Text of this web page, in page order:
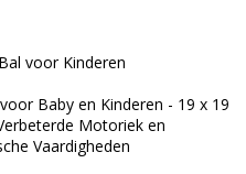
voor Kinderen
Baby en Kinderen - 19 x 19
Motoriek en
Vaardigheden